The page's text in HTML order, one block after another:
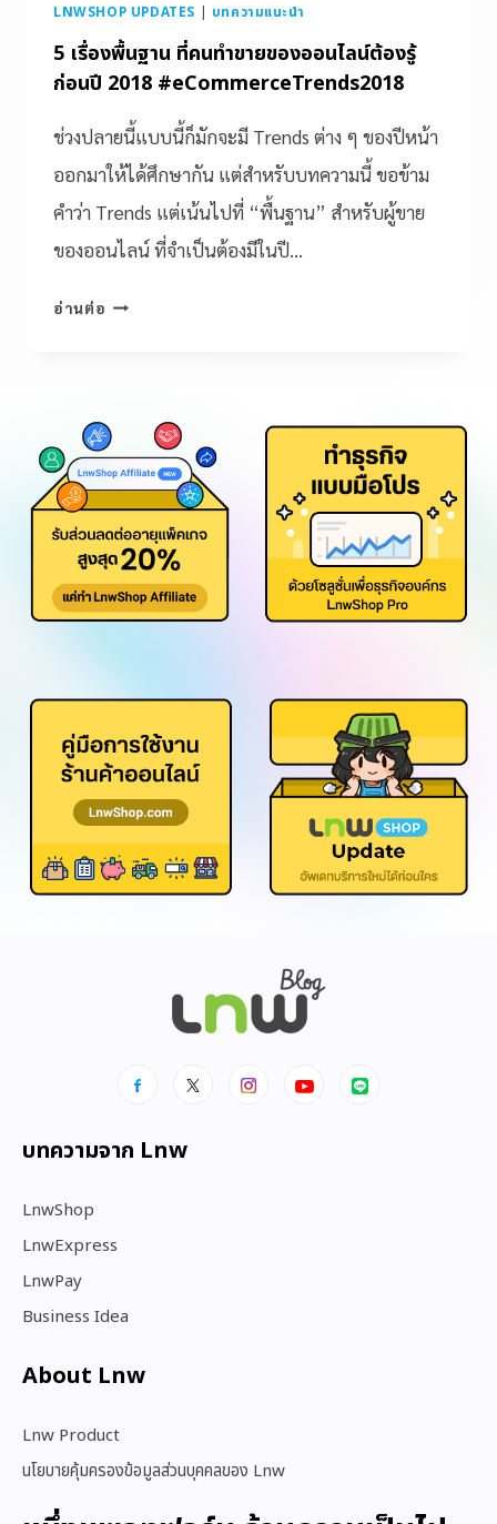
LNWSHOP UPDATES | บทความแนะนำ
5 เรื่องพื้นฐาน ที่คนทำขายของออนไลน์ต้องรู้
ก่อนปี 2018 #eCommerceTrends2018
ช่วงปลายนี้แบบนี้ก็มักจะมี Trends ต่าง ๆ ของปีหน้า
ออกมาให้ได้ศึกษากัน แต่สำหรับบทความนี้ ขอข้าม
คำว่า Trends แต่เน้นไปที่ “พื้นฐาน” สำหรับผู้ขาย
ของออนไลน์ ที่จำเป็นต้องมีในปี…
อ่านต่อ
บทความจาก Lnw
LnwShop
LnwExpress
LnwPay
Business Idea
About Lnw​
Lnw Product
นโยบายคุ้มครองข้อมูลส่วนบุคคลของ Lnw